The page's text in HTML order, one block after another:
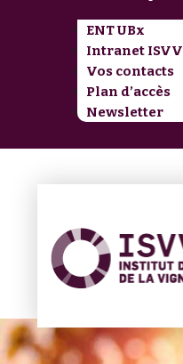
ENT UBx
Intranet ISVV
Vos contacts
Plan d’accès
Newsletter